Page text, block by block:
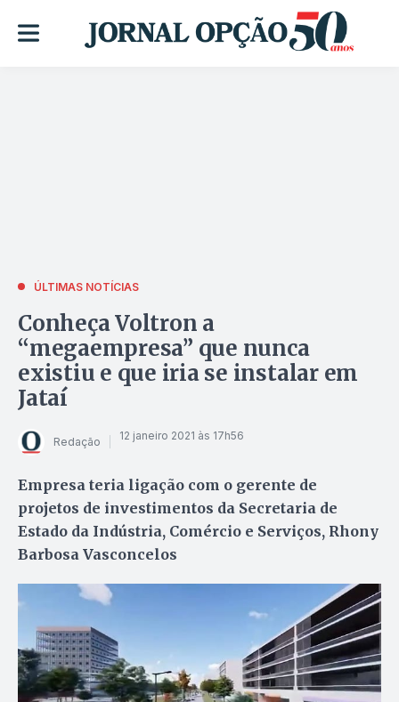
ÚLTIMAS NOTÍCIAS
Conheça Voltron a
“megaempresa” que nunca
existiu e que iria se instalar em
Jataí
Redação 12 janeiro 2021 às 17h56
Empresa teria ligação com o gerente de
projetos de investimentos da Secretaria de
Estado da Indústria, Comércio e Serviços, Rhony
Barbosa Vasconcelos